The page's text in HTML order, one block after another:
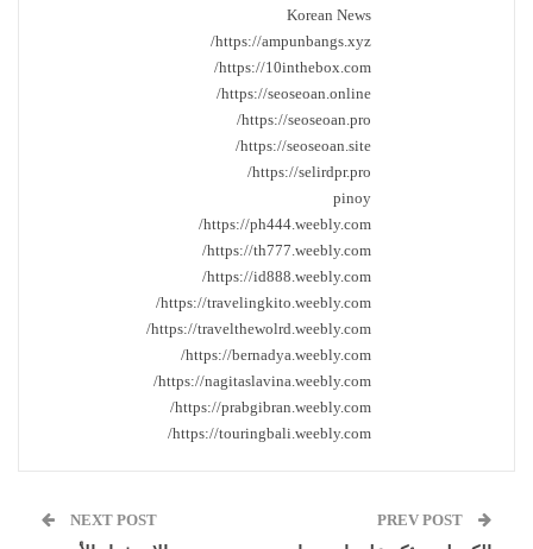
Korean News
https://ampunbangs.xyz/
https://10inthebox.com/
https://seoseoan.online/
https://seoseoan.pro/
https://seoseoan.site/
https://selirdpr.pro/
pinoy
https://ph444.weebly.com/
https://th777.weebly.com/
https://id888.weebly.com/
https://travelingkito.weebly.com/
https://travelthewolrd.weebly.com/
https://bernadya.weebly.com/
https://nagitaslavina.weebly.com/
https://prabgibran.weebly.com/
https://touringbali.weebly.com/
NEXT POST